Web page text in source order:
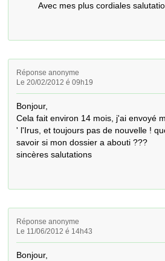
Avec mes plus cordiales
Réponse anonyme
Le 20/02/2012 é 09h19
Bonjour,
Cela fait environ 14 mois, j'ai envoyé
' l'Irus, et toujours pas de nouvelle !
savoir si mon dossier a abouti ???
sincères salutations
Réponse anonyme
Le 11/06/2012 é 14h43
Bonjour,